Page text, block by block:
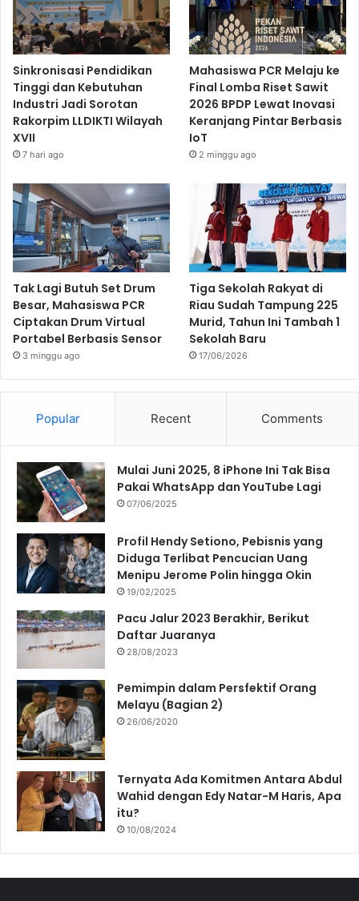
Sinkronisasi Pendidikan
Tinggi dan Kebutuhan
Industri Jadi Sorotan
Rakorpim LLDIKTI Wilayah
XVII
7 hari ago
Mahasiswa PCR Melaju ke
Final Lomba Riset Sawit
2026 BPDP Lewat Inovasi
Keranjang Pintar Berbasis
IoT
2 minggu ago
Tak Lagi Butuh Set Drum
Besar, Mahasiswa PCR
Ciptakan Drum Virtual
Portabel Berbasis Sensor
3 minggu ago
Tiga Sekolah Rakyat di
Riau Sudah Tampung 225
Murid, Tahun Ini Tambah 1
Sekolah Baru
17/06/2026
Popular Recent Comments
Mulai Juni 2025, 8 iPhone Ini Tak Bisa
Pakai WhatsApp dan YouTube Lagi
07/06/2025
Profil Hendy Setiono, Pebisnis yang
Diduga Terlibat Pencucian Uang
Menipu Jerome Polin hingga Okin
19/02/2025
Pacu Jalur 2023 Berakhir, Berikut
Daftar Juaranya
28/08/2023
Pemimpin dalam Persfektif Orang
Melayu (Bagian 2)
26/06/2020
Ternyata Ada Komitmen Antara Abdul
Wahid dengan Edy Natar-M Haris, Apa
itu?
10/08/2024